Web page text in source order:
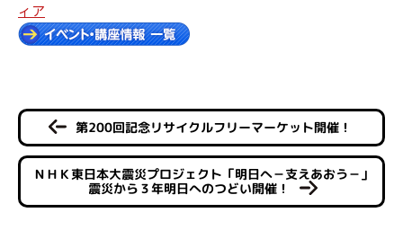
ィア
第200回記念リサイクルフリーマーケット開催！
ＮＨＫ東日本大震災プロジェクト「明日へ－支えあおう－」
震災から３年明日へのつどい開催！